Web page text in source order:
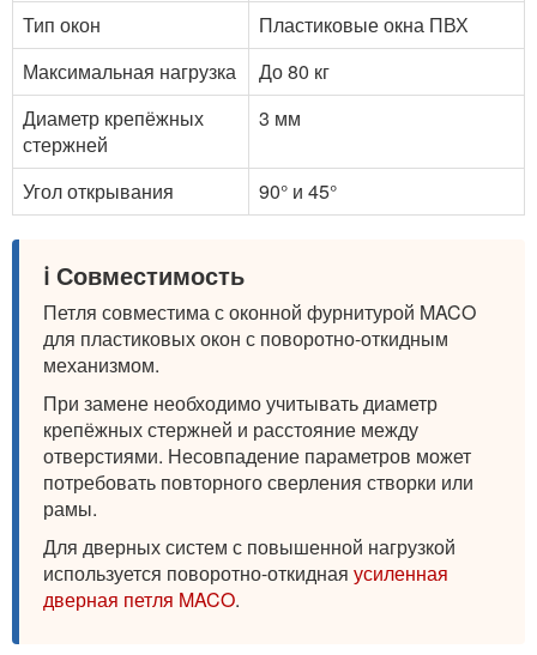
Тип окон
Пластиковые окна ПВХ
Максимальная нагрузка
До 80 кг
Диаметр крепёжных
стержней
3 мм
Угол открывания 90° и 45°
ℹ️ Совместимость
Петля совместима с оконной фурнитурой MACO
для пластиковых окон с поворотно-откидным
механизмом.
При замене необходимо учитывать диаметр
крепёжных стержней и расстояние между
отверстиями. Несовпадение параметров может
потребовать повторного сверления створки или
рамы.
Для дверных систем с повышенной нагрузкой
используется поворотно-откидная усиленная
дверная петля MACO.